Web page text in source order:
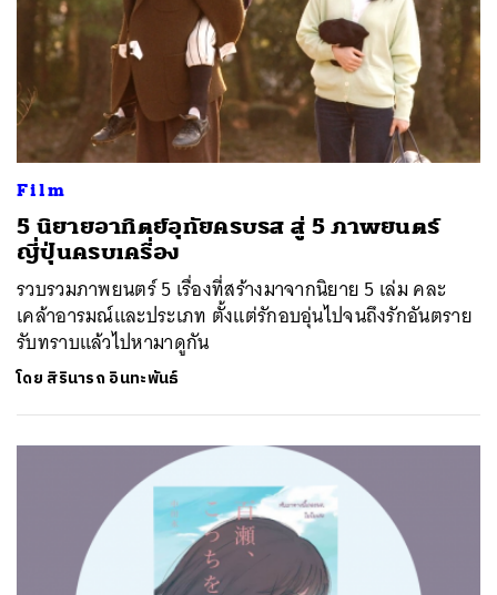
Film
5 นิยายอาทิตย์อุทัยครบรส สู่ 5 ภาพยนตร์
ญี่ปุ่นครบเครื่อง
รวบรวมภาพยนตร์ 5 เรื่องที่สร้างมาจากนิยาย 5 เล่ม คละ
เคล้าอารมณ์และประเภท ตั้งแต่รักอบอุ่นไปจนถึงรักอันตราย
รับทราบแล้วไปหามาดูกัน
โดย สิรินารถ อินทะพันธ์
ค้นหา
SHARE TWEET LINE EMAIL